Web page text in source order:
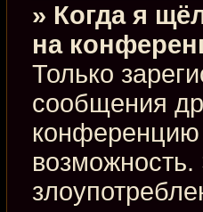
» Когда я
на
Только
сообщения
конференцию
возможность.